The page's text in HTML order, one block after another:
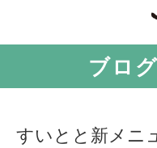
ブロ
すいとと新メニ